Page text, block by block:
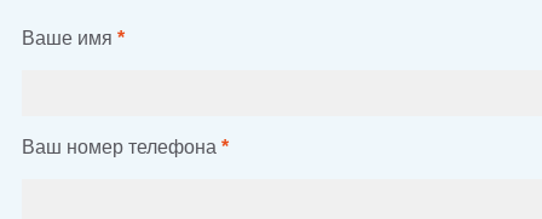
Ваше имя *
Ваш номер телефона *